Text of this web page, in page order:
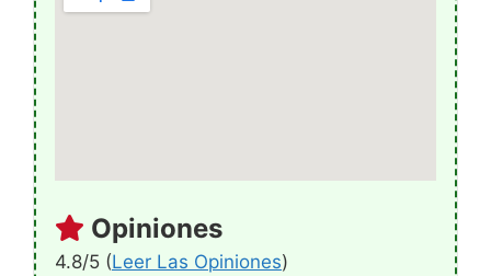
Opiniones
4.8/5 (Leer Las Opiniones)